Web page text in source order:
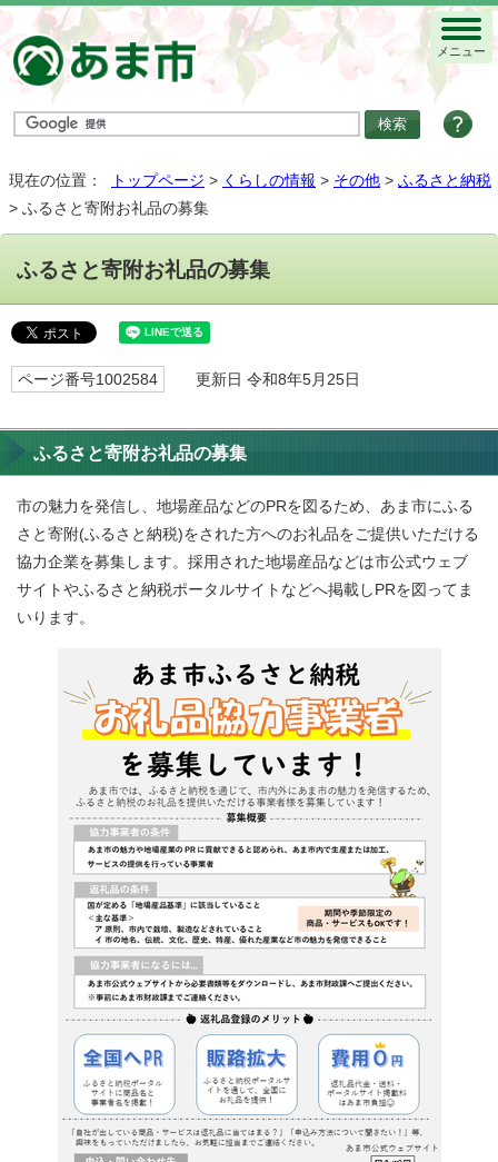
メニュー
現在の位置： トップページ > くらしの情報 > その他 > ふるさと納税
> ふるさと寄附お礼品の募集
ふるさと寄附お礼品の募集
ページ番号1002584 更新日 令和8年5月25日
ふるさと寄附お礼品の募集
市の魅力を発信し、地場産品などのPRを図るため、あま市にふる
さと寄附(ふるさと納税)をされた方へのお礼品をご提供いただける
協力企業を募集します。採用された地場産品などは市公式ウェブ
サイトやふるさと納税ポータルサイトなどへ掲載しPRを図ってま
いります。